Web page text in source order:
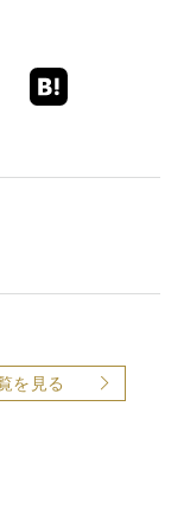
Hatena
Boo